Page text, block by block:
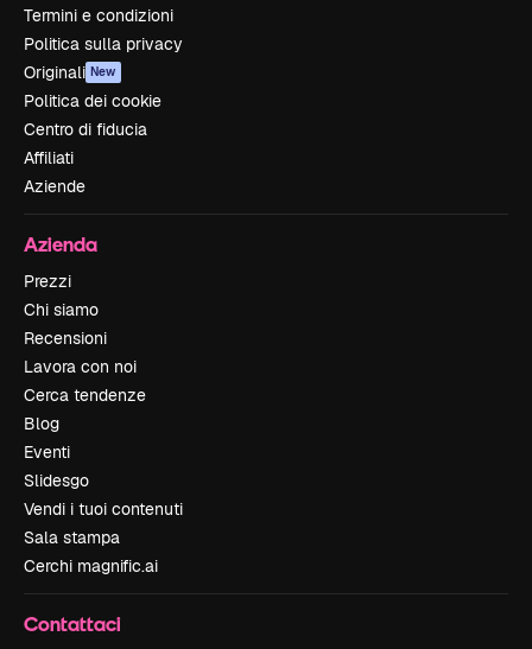
Termini e condizioni
Politica sulla privacy
Originali New
Politica dei cookie
Centro di fiducia
Affiliati
Aziende
Azienda
Prezzi
Chi siamo
Recensioni
Lavora con noi
Cerca tendenze
Blog
Eventi
Slidesgo
Vendi i tuoi contenuti
Sala stampa
Cerchi magnific.ai
Contattaci